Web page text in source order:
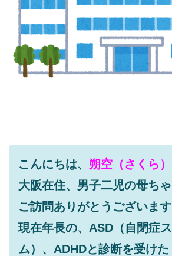
こんにちは、 朔空（さくら）
大阪在住、男子二児の母ちゃ
ご訪問ありがとうございます
現在年長の、ASD（自閉症
ム）、ADHDと診断を受けた